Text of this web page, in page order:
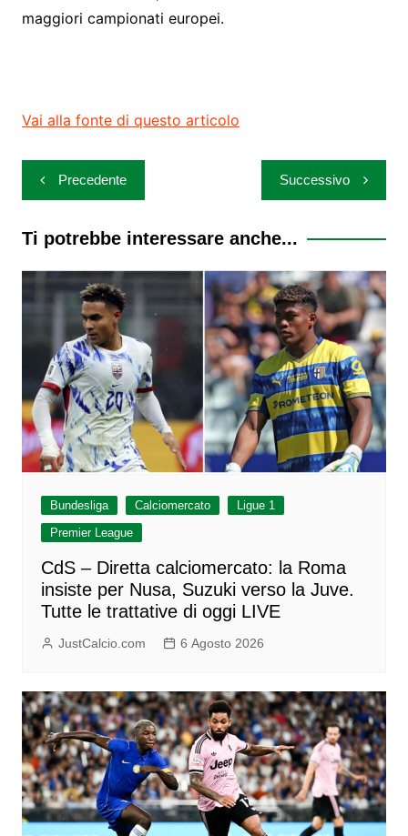
maggiori campionati europei.
Vai alla fonte di questo articolo
Navigazione
articoli
Precedente Successivo
Ti potrebbe interessare anche...
Bundesliga Calciomercato
Ligue 1
Premier League
CdS – Diretta calciomercato: la Roma
insiste per Nusa, Suzuki verso la Juve.
Tutte le trattative di oggi LIVE
JustCalcio.com 6 Agosto 2026